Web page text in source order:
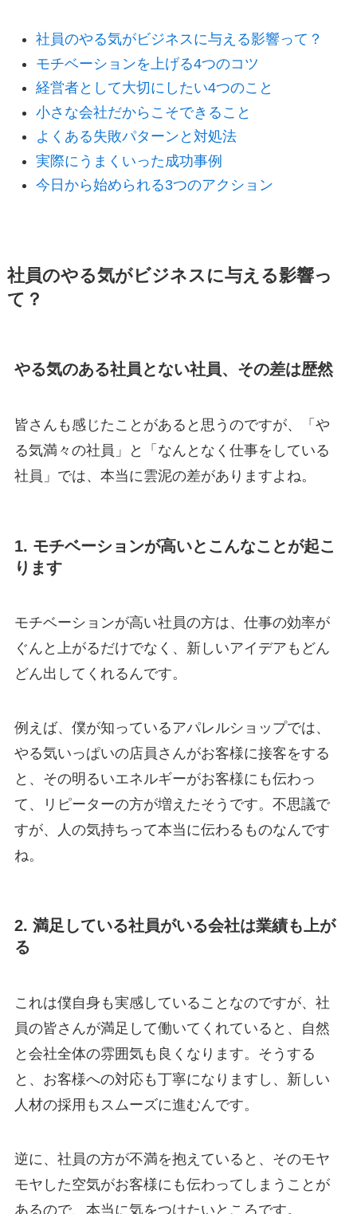
社員のやる気がビジネスに与える影響って？
モチベーションを上げる4つのコツ
経営者として大切にしたい4つのこと
小さな会社だからこそできること
よくある失敗パターンと対処法
実際にうまくいった成功事例
今日から始められる3つのアクション
社員のやる気がビジネスに与える影響っ
て？
やる気のある社員とない社員、その差は歴然
皆さんも感じたことがあると思うのですが、「や
る気満々の社員」と「なんとなく仕事をしている
社員」では、本当に雲泥の差がありますよね。
1. モチベーションが高いとこんなことが起こ
ります
モチベーションが高い社員の方は、仕事の効率が
ぐんと上がるだけでなく、新しいアイデアもどん
どん出してくれるんです。
例えば、僕が知っているアパレルショップでは、
やる気いっぱいの店員さんがお客様に接客をする
と、その明るいエネルギーがお客様にも伝わっ
て、リピーターの方が増えたそうです。不思議で
すが、人の気持ちって本当に伝わるものなんです
ね。
2. 満足している社員がいる会社は業績も上が
る
これは僕自身も実感していることなのですが、社
員の皆さんが満足して働いてくれていると、自然
と会社全体の雰囲気も良くなります。そうする
と、お客様への対応も丁寧になりますし、新しい
人材の採用もスムーズに進むんです。
逆に、社員の方が不満を抱えていると、そのモヤ
モヤした空気がお客様にも伝わってしまうことが
あるので、本当に気をつけたいところです。